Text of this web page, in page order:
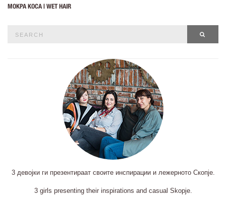
МОКРА КОСА | WET HAIR
3 девојки ги презентираат своите инспирации и лежерното Скопје.
3 girls presenting their inspirations and casual Skopje.